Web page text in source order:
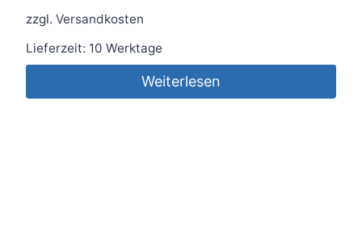
zzgl. Versandkosten
Lieferzeit: 10 Werktage
Weiterlesen